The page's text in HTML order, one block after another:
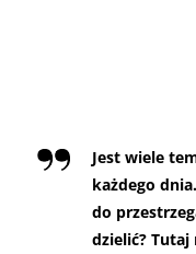
Jest wiele
każdego
do
dzielić?